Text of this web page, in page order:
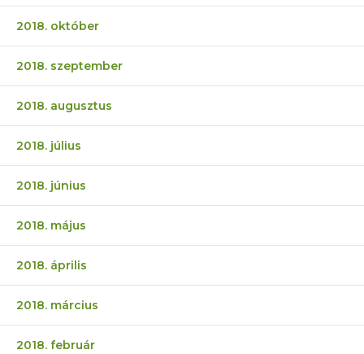
2018. október
2018. szeptember
2018. augusztus
2018. július
2018. június
2018. május
2018. április
2018. március
2018. február